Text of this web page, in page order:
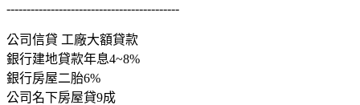
-------------------------------------------
公司信貸 工廠大額貸款
銀行建地貸款年息4~8%
銀行房屋二胎6%
公司名下房屋貸9成